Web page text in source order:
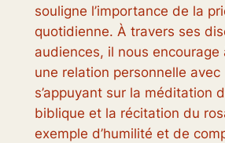
souligne l’importance de la
quotidienne. À travers ses
audiences, il nous encourage
une relation personnelle avec
s’appuyant sur la méditation
biblique et la récitation du
exemple d’humilité et de